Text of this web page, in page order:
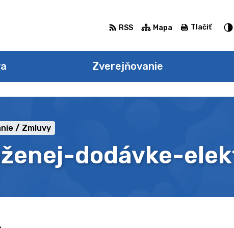
Zverejňovanie
RSS Mapa Tlačiť
dodávke-
Zmluvy